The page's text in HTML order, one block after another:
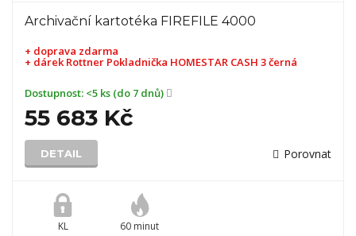
Archivační kartotéka FIREFILE 4000
+ doprava zdarma
+ dárekRottner Pokladnička HOMESTAR CASH 3 černá
Dostupnost: <5 ks (do 7 dnů)
55 683 Kč
DETAIL Porovnat
KL 60 minut